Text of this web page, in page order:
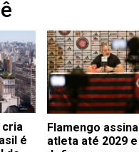
cria
é
Flamengo
atleta até 2029